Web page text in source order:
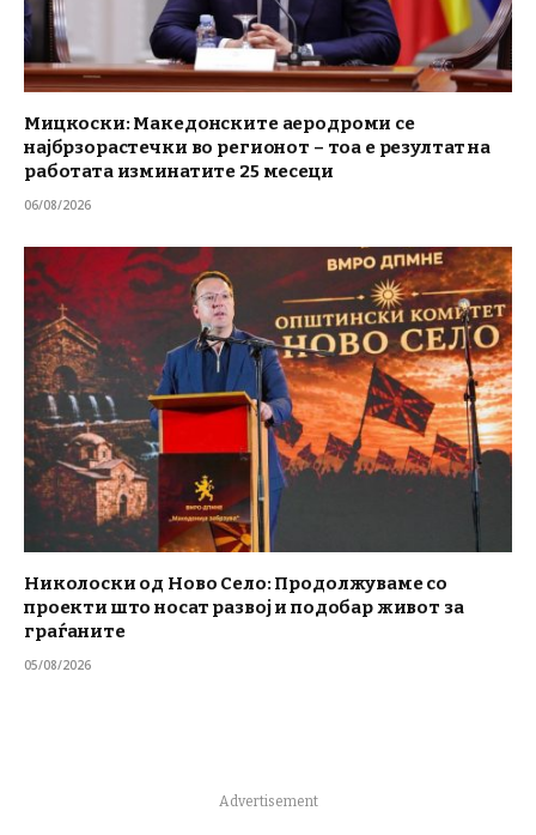
Мицкоски: Македонските аеродроми се
најбрзорастечки во регионот – тоа е резултат на
работата изминатите 25 месеци
06/08/2026
Николоски од Ново Село: Продолжуваме со
проекти што носат развој и подобар живот за
граѓаните
05/08/2026
Advertisement